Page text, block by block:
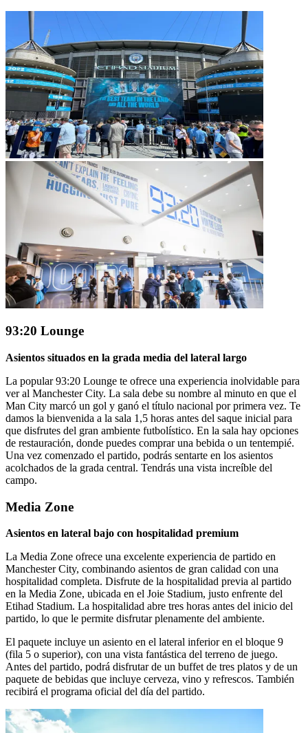
93:20 Lounge
Asientos situados en la grada media del lateral largo
La popular 93:20 Lounge te ofrece una experiencia inolvidable para
ver al Manchester City. La sala debe su nombre al minuto en que el
Man City marcó un gol y ganó el título nacional por primera vez. Te
damos la bienvenida a la sala 1,5 horas antes del saque inicial para
que disfrutes del gran ambiente futbolístico. En la sala hay opciones
de restauración, donde puedes comprar una bebida o un tentempié.
Una vez comenzado el partido, podrás sentarte en los asientos
acolchados de la grada central. Tendrás una vista increíble del
campo.
Media Zone
Asientos en lateral bajo con hospitalidad premium
La Media Zone ofrece una excelente experiencia de partido en
Manchester City, combinando asientos de gran calidad con una
hospitalidad completa. Disfrute de la hospitalidad previa al partido
en la Media Zone, ubicada en el Joie Stadium, justo enfrente del
Etihad Stadium. La hospitalidad abre tres horas antes del inicio del
partido, lo que le permite disfrutar plenamente del ambiente.
El paquete incluye un asiento en el lateral inferior en el bloque 9
(fila 5 o superior), con una vista fantástica del terreno de juego.
Antes del partido, podrá disfrutar de un buffet de tres platos y de un
paquete de bebidas que incluye cerveza, vino y refrescos. También
recibirá el programa oficial del día del partido.